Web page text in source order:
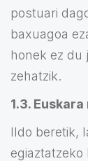
postuari
baxuagoa
honek ez du
zehatzik.
1.3.
Ildo beretik,